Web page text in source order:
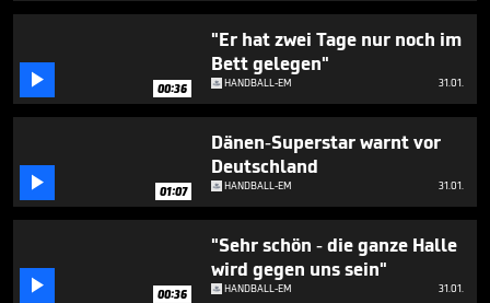
 00:36
"Er hat zwei Tage nur noch im
Bett gelegen"
HANDBALL-EM 31.01.
 01:07
Dänen-Superstar warnt vor
Deutschland
HANDBALL-EM 31.01.
 00:36
"Sehr schön - die ganze Halle
wird gegen uns sein"
HANDBALL-EM 31.01.